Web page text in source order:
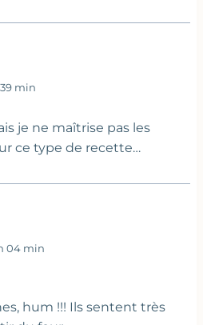
39 min
je ne maîtrise pas les
ce type de recette…
04 min
hum !!! Ils sentent très